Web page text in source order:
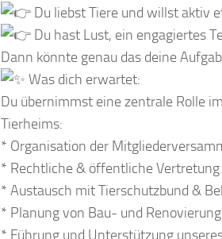
Du liebst Tiere und willst aktiv
Du hast Lust, ein engagiertes
Dann könnte genau das deine
Was dich erwartet:
Du übernimmst eine zentrale Rolle
Tierheims:
* Organisation der
* Rechtliche & öffentliche Vertretung
* Austausch mit Tierschutzbund &
* Planung von Bau- und
* Führung und Unterstützung